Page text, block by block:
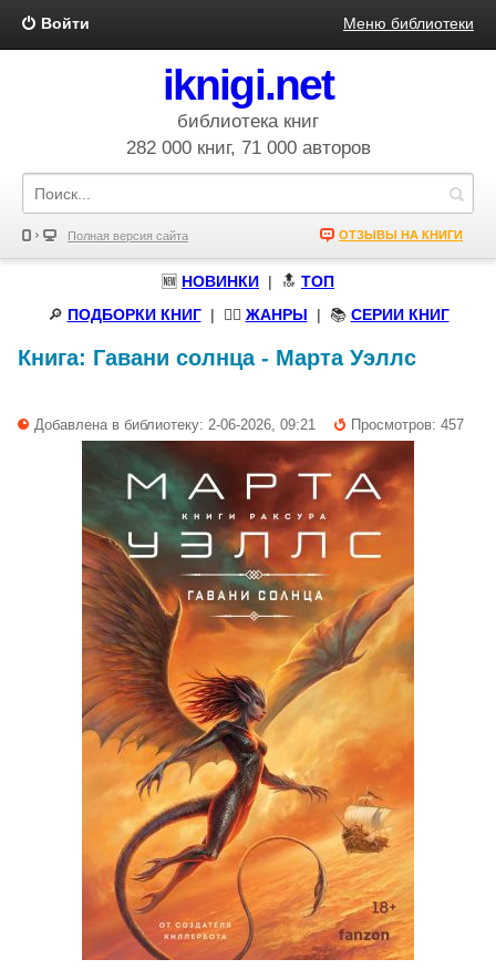
Войти Меню библиотеки
iknigi.net
библиотека книг
282 000 книг, 71 000 авторов
Полная версия сайта ОТЗЫВЫ НА КНИГИ
🆕 НОВИНКИ | 🔝 ТОП
🔎 ПОДБОРКИ КНИГ| 🧝‍♀️ ЖАНРЫ | 📚 СЕРИИ КНИГ
Книга: Гавани солнца- Марта Уэллс
Добавлена в библиотеку: 2-06-2026, 09:21 Просмотров: 457